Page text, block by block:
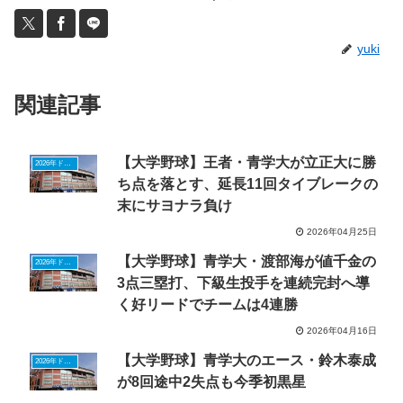
yuki
関連記事
2026年ドラフトニュース
【大学野球】王者・青学大が立正大に勝
ち点を落とす、延長11回タイブレークの
末にサヨナラ負け
2026年04月25日
2026年ドラフトニュース
【大学野球】青学大・渡部海が値千金の
3点三塁打、下級生投手を連続完封へ導
く好リードでチームは4連勝
2026年04月16日
【大学野球】青学大のエース・鈴木泰成
が8回途中2失点も今季初黒星